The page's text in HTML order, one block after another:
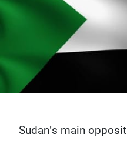
Sudan’s main